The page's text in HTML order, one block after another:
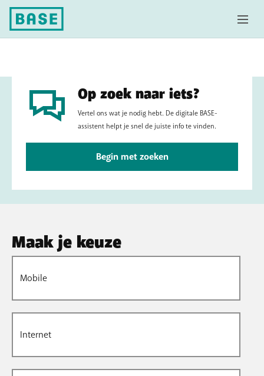
Op zoek naar iets?
Vertel ons wat je nodig hebt. De digitale BASE-
assistent helpt je snel de juiste info te vinden.
Begin met zoeken
Maak je keuze
Mobile
Internet